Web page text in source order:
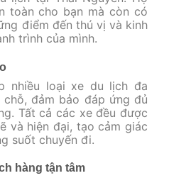
toàn cho bạn mà còn có
điểm đến thú vị và kinh
trình của mình.
nhiều loại xe du lịch đa
đảm bảo đáp ứng đủ
Tất cả các xe đều được
và hiện đại, tạo cảm giác
suốt chuyến đi.
hàng tận tâm